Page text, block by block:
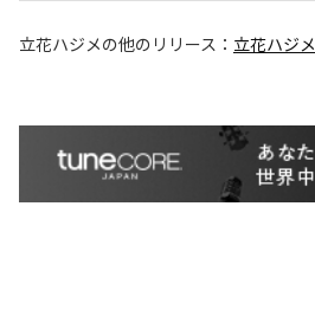
立花ハジメの他のリリース： 立花ハジメ